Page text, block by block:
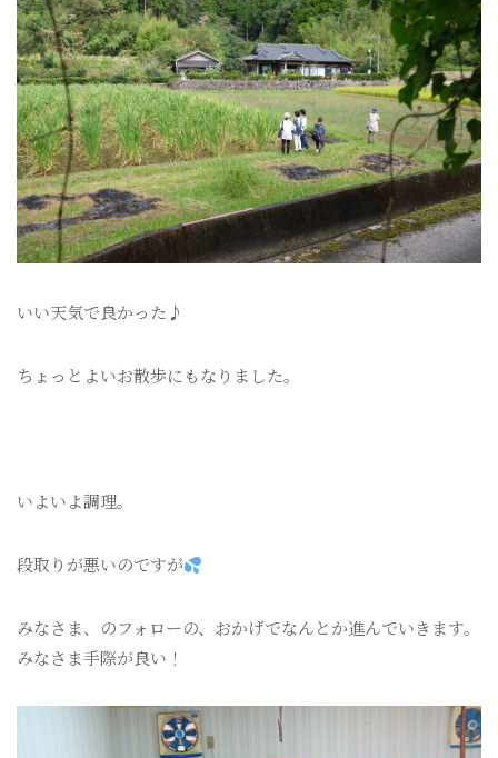
いい天気で良かった♪
ちょっとよいお散歩にもなりました。
いよいよ調理。
段取りが悪いのですが
みなさま、のフォローの、おかげでなんとか進んでいきます。
みなさま手際が良い！